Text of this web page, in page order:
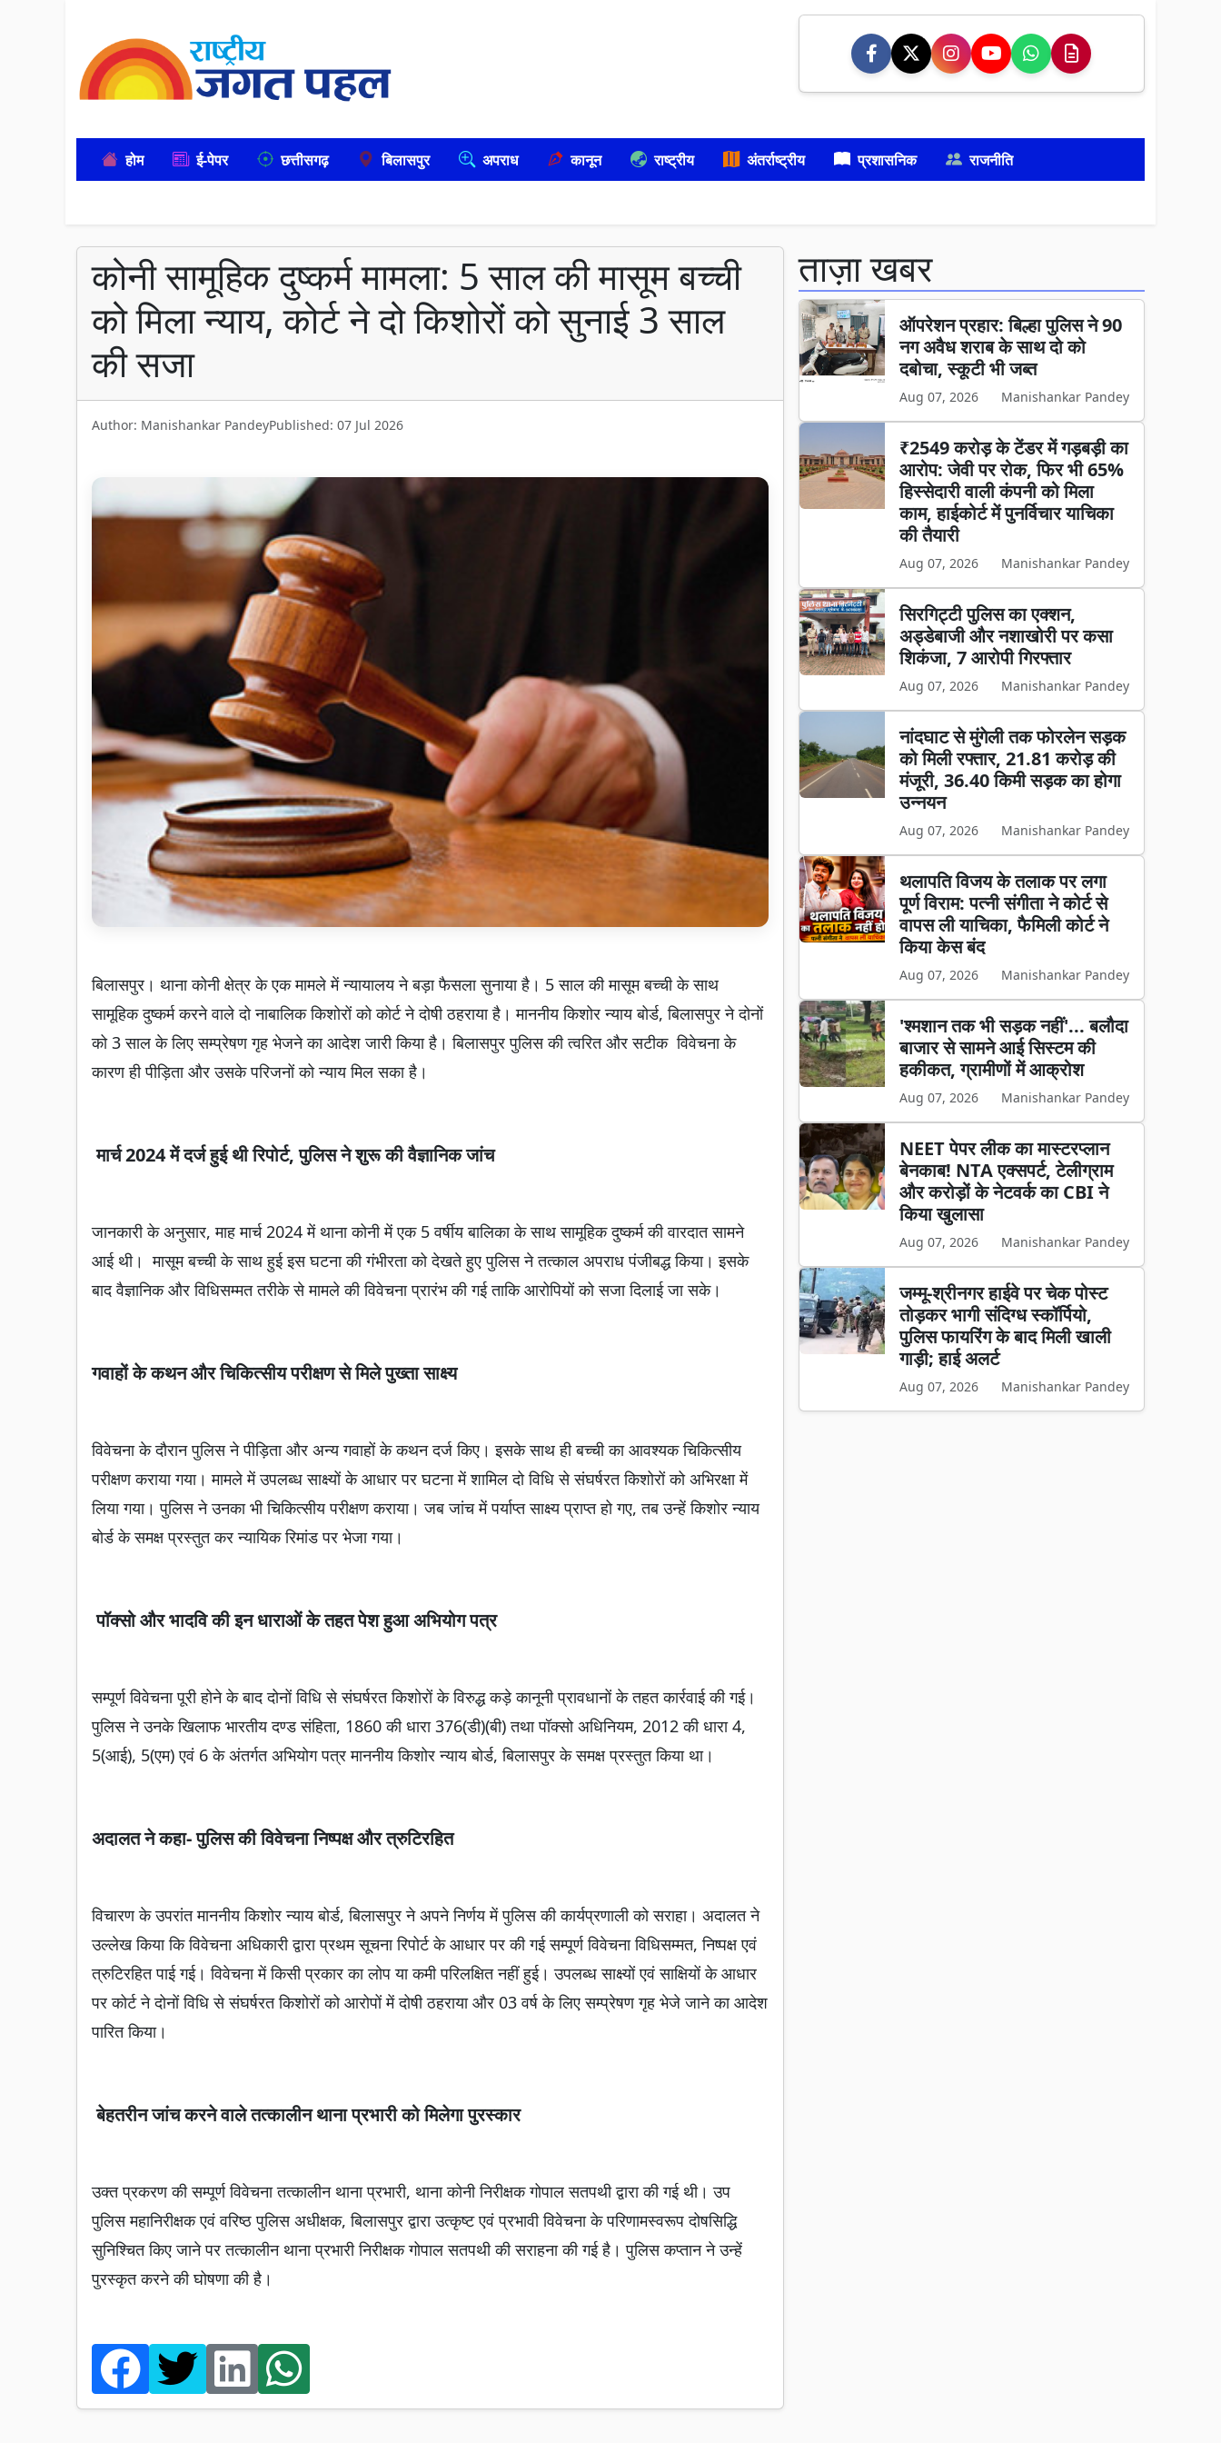
होम ई-पेपर छत्तीसगढ़ बिलासपुर अपराध कानून राष्ट्रीय अंतर्राष्ट्रीय प्रशासनिक राजनीति
कोनी सामूहिक दुष्कर्म मामला: 5 साल की मासूम बच्ची
को मिला न्याय, कोर्ट ने दो किशोरों को सुनाई 3 साल
की सजा
Author: Manishankar PandeyPublished: 07 Jul 2026
बिलासपुर। थाना कोनी क्षेत्र के एक मामले में न्यायालय ने बड़ा फैसला सुनाया है। 5 साल की मासूम बच्ची के साथ
सामूहिक दुष्कर्म करने वाले दो नाबालिक किशोरों को कोर्ट ने दोषी ठहराया है। माननीय किशोर न्याय बोर्ड, बिलासपुर ने दोनों
को 3 साल के लिए सम्प्रेषण गृह भेजने का आदेश जारी किया है। बिलासपुर पुलिस की त्वरित और सटीक विवेचना के
कारण ही पीड़िता और उसके परिजनों को न्याय मिल सका है।
मार्च 2024 में दर्ज हुई थी रिपोर्ट, पुलिस ने शुरू की वैज्ञानिक जांच
जानकारी के अनुसार, माह मार्च 2024 में थाना कोनी में एक 5 वर्षीय बालिका के साथ सामूहिक दुष्कर्म की वारदात सामने
आई थी। मासूम बच्ची के साथ हुई इस घटना की गंभीरता को देखते हुए पुलिस ने तत्काल अपराध पंजीबद्ध किया। इसके
बाद वैज्ञानिक और विधिसम्मत तरीके से मामले की विवेचना प्रारंभ की गई ताकि आरोपियों को सजा दिलाई जा सके।
गवाहों के कथन और चिकित्सीय परीक्षण से मिले पुख्ता साक्ष्य
विवेचना के दौरान पुलिस ने पीड़िता और अन्य गवाहों के कथन दर्ज किए। इसके साथ ही बच्ची का आवश्यक चिकित्सीय
परीक्षण कराया गया। मामले में उपलब्ध साक्ष्यों के आधार पर घटना में शामिल दो विधि से संघर्षरत किशोरों को अभिरक्षा में
लिया गया। पुलिस ने उनका भी चिकित्सीय परीक्षण कराया। जब जांच में पर्याप्त साक्ष्य प्राप्त हो गए, तब उन्हें किशोर न्याय
बोर्ड के समक्ष प्रस्तुत कर न्यायिक रिमांड पर भेजा गया।
पॉक्सो और भादवि की इन धाराओं के तहत पेश हुआ अभियोग पत्र
सम्पूर्ण विवेचना पूरी होने के बाद दोनों विधि से संघर्षरत किशोरों के विरुद्ध कड़े कानूनी प्रावधानों के तहत कार्रवाई की गई।
पुलिस ने उनके खिलाफ भारतीय दण्ड संहिता, 1860 की धारा 376(डी)(बी) तथा पॉक्सो अधिनियम, 2012 की धारा 4,
5(आई), 5(एम) एवं 6 के अंतर्गत अभियोग पत्र माननीय किशोर न्याय बोर्ड, बिलासपुर के समक्ष प्रस्तुत किया था।
अदालत ने कहा- पुलिस की विवेचना निष्पक्ष और त्रुटिरहित
विचारण के उपरांत माननीय किशोर न्याय बोर्ड, बिलासपुर ने अपने निर्णय में पुलिस की कार्यप्रणाली को सराहा। अदालत ने
उल्लेख किया कि विवेचना अधिकारी द्वारा प्रथम सूचना रिपोर्ट के आधार पर की गई सम्पूर्ण विवेचना विधिसम्मत, निष्पक्ष एवं
त्रुटिरहित पाई गई। विवेचना में किसी प्रकार का लोप या कमी परिलक्षित नहीं हुई। उपलब्ध साक्ष्यों एवं साक्षियों के आधार
पर कोर्ट ने दोनों विधि से संघर्षरत किशोरों को आरोपों में दोषी ठहराया और 03 वर्ष के लिए सम्प्रेषण गृह भेजे जाने का आदेश
पारित किया।
बेहतरीन जांच करने वाले तत्कालीन थाना प्रभारी को मिलेगा पुरस्कार
उक्त प्रकरण की सम्पूर्ण विवेचना तत्कालीन थाना प्रभारी, थाना कोनी निरीक्षक गोपाल सतपथी द्वारा की गई थी। उप
पुलिस महानिरीक्षक एवं वरिष्ठ पुलिस अधीक्षक, बिलासपुर द्वारा उत्कृष्ट एवं प्रभावी विवेचना के परिणामस्वरूप दोषसिद्धि
सुनिश्चित किए जाने पर तत्कालीन थाना प्रभारी निरीक्षक गोपाल सतपथी की सराहना की गई है। पुलिस कप्तान ने उन्हें
पुरस्कृत करने की घोषणा की है।
ताज़ा खबर
ऑपरेशन प्रहार: बिल्हा पुलिस ने 90
नग अवैध शराब के साथ दो को
दबोचा, स्कूटी भी जब्त
Aug 07, 2026 Manishankar Pandey
₹2549 करोड़ के टेंडर में गड़बड़ी का
आरोप: जेवी पर रोक, फिर भी 65%
हिस्सेदारी वाली कंपनी को मिला
काम, हाईकोर्ट में पुनर्विचार याचिका
की तैयारी
Aug 07, 2026 Manishankar Pandey
सिरगिट्टी पुलिस का एक्शन,
अड्डेबाजी और नशाखोरी पर कसा
शिकंजा, 7 आरोपी गिरफ्तार
Aug 07, 2026 Manishankar Pandey
नांदघाट से मुंगेली तक फोरलेन सड़क
को मिली रफ्तार, 21.81 करोड़ की
मंजूरी, 36.40 किमी सड़क का होगा
उन्नयन
Aug 07, 2026 Manishankar Pandey
थलापति विजय के तलाक पर लगा
पूर्ण विराम: पत्नी संगीता ने कोर्ट से
वापस ली याचिका, फैमिली कोर्ट ने
किया केस बंद
Aug 07, 2026 Manishankar Pandey
'श्मशान तक भी सड़क नहीं'... बलौदा
बाजार से सामने आई सिस्टम की
हकीकत, ग्रामीणों में आक्रोश
Aug 07, 2026 Manishankar Pandey
NEET पेपर लीक का मास्टरप्लान
बेनकाब! NTA एक्सपर्ट, टेलीग्राम
और करोड़ों के नेटवर्क का CBI ने
किया खुलासा
Aug 07, 2026 Manishankar Pandey
जम्मू-श्रीनगर हाईवे पर चेक पोस्ट
तोड़कर भागी संदिग्ध स्कॉर्पियो,
पुलिस फायरिंग के बाद मिली खाली
गाड़ी; हाई अलर्ट
Aug 07, 2026 Manishankar Pandey